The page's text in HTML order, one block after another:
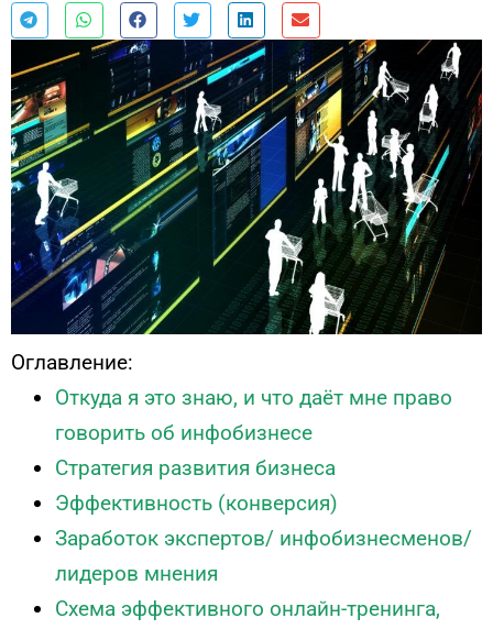
Оглавление:
Откуда я это знаю, и что даёт мне право
говорить об инфобизнесе
Стратегия развития бизнеса
Эффективность (конверсия)
Заработок экспертов/ инфобизнесменов/
лидеров мнения
Схема эффективного онлайн-тренинга,